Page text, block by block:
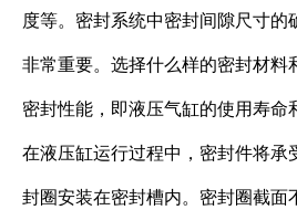
度等。密封系统中密封间隙尺寸的
非常重要。选择什么样的密封材料
密封性能，即液压气缸的使用寿命
在液压缸运行过程中，密封件将承
封圈安装在密封槽内。密封圈截面